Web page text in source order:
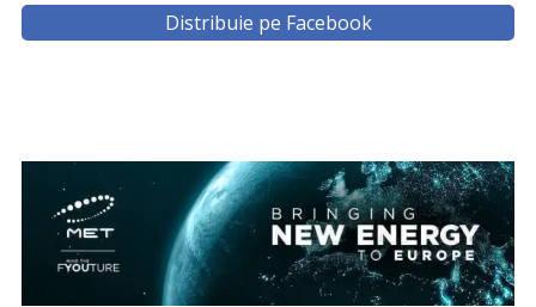
Distribuie pe Facebook